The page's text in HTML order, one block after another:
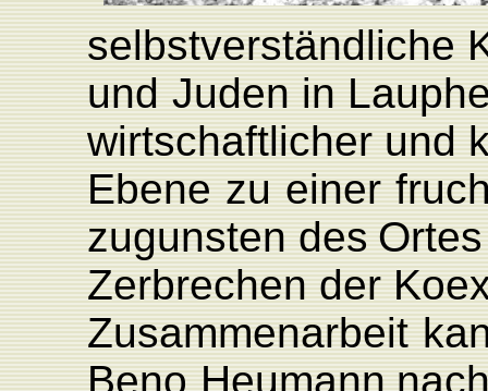
selbstverständliche
und Juden in L
wirtschaftlicher und
Ebene zu einer
zugunsten des Ortes
Zerbrechen der K
Zusammenarbeit
Beno Heumann